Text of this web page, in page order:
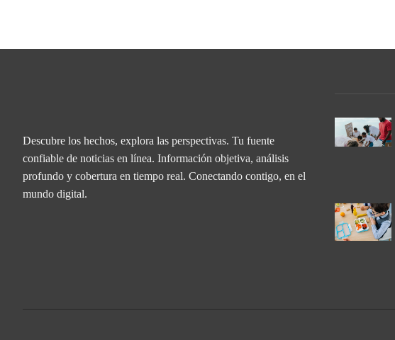
Descubre los hechos, explora las perspectivas. Tu fuente
confiable de noticias en línea. Información objetiva, análisis
profundo y cobertura en tiempo real. Conectando contigo, en el
mundo digital.